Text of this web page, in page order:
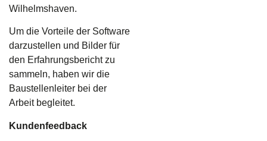
Wilhelmshaven.
Um die Vorteile der Software
darzustellen und Bilder für
den Erfahrungsbericht zu
sammeln, haben wir die
Baustellenleiter bei der
Arbeit begleitet.
Kundenfeedback